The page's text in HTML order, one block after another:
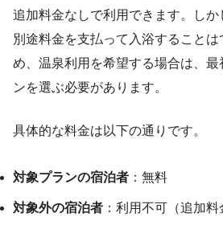
追加料金なしで利用できます。し
別途料金を支払って入浴すること
め、温泉利用を希望する場合は、
ンを選ぶ必要があります。
具体的な料金は以下の通りです。
対象プランの宿泊者 ：無料
対象外の宿泊者 ：利用不可（追加